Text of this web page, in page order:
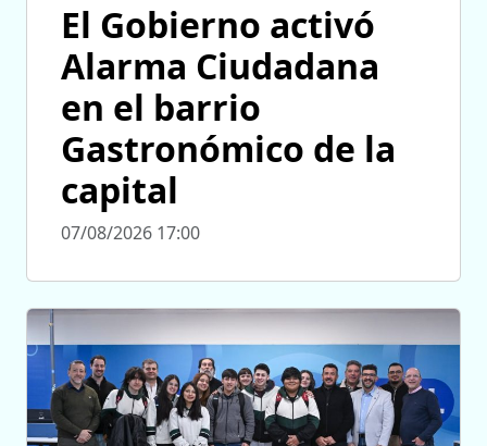
El Gobierno activó
Alarma Ciudadana
en el barrio
Gastronómico de la
capital
07/08/2026 17:00